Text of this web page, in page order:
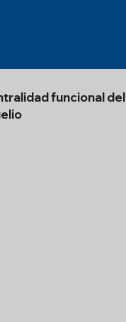
funcional del